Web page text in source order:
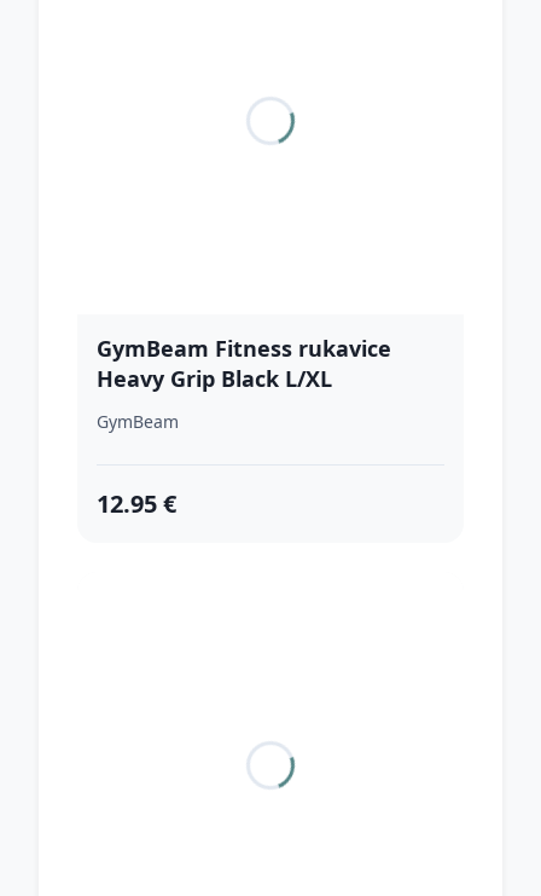
GymBeam Fitness rukavice
Heavy Grip Black L/XL
GymBeam
12.95 €